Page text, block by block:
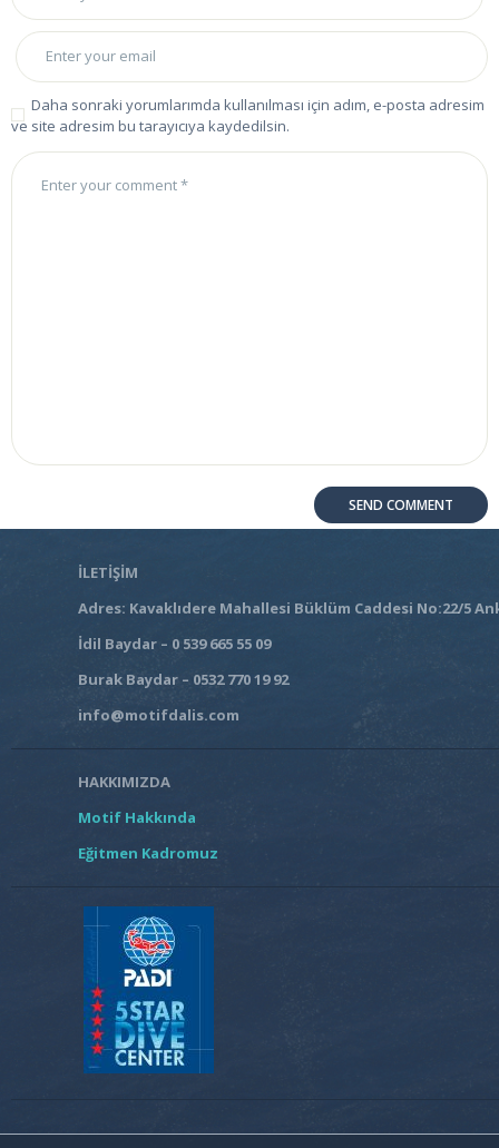
Daha sonraki yorumlarımda kullanılması için adım, e-posta adresim
ve site adresim bu tarayıcıya kaydedilsin.
İLETİŞİM
Adres: Kavaklıdere Mahallesi Büklüm Caddesi No:22/5
İdil Baydar – 0 539 665 55 09
Burak Baydar – 0532 770 19 92
info@motifdalis.com
HAKKIMIZDA
Motif Hakkında
Eğitmen Kadromuz